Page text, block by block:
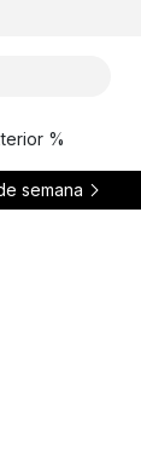
%
semana